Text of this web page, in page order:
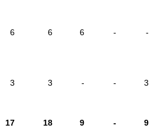
-
-
6
6
6
3
-
-
3
3
9
-
9
18
17